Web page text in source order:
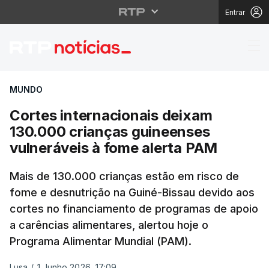
Entrar
Cortes internacionais
MUNDO
Cortes internacionais deixam
130.000 crianças guineenses
vulneráveis à fome alerta PAM
Mais de 130.000 crianças estão em risco de
fome e desnutrição na Guiné-Bissau devido aos
cortes no financiamento de programas de apoio
a carências alimentares, alertou hoje o
Programa Alimentar Mundial (PAM).